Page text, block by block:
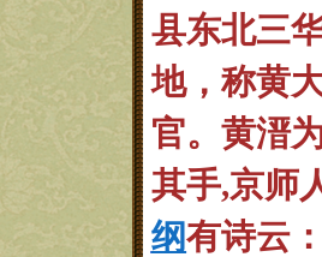
县东北三
地， 称黄
官。黄溍
其手,京师
纲有诗云